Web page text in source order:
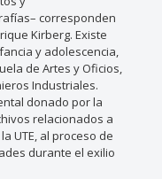
corresponden
Kirberg. Existe
y adolescencia,
de Artes y Oficios,
Industriales.
donado por la
relacionados a
UTE, al proceso de
durante el exilio